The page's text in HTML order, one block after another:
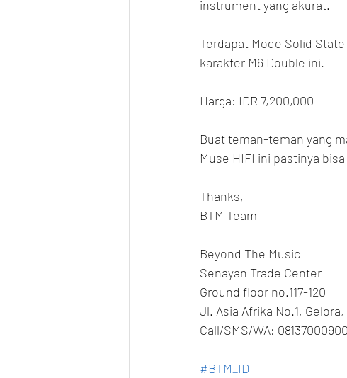
instrument yang akurat.
Terdapat Mode Solid
karakter M6 Double ini.
Harga: IDR 7,200,000
Buat teman-teman yang
Muse HIFI ini pastinya
Thanks,
BTM Team
Beyond The Music
Senayan Trade Center
Ground floor no.117-120
Jl. Asia Afrika No.1,
Call/SMS/WA:
#BTM_ID